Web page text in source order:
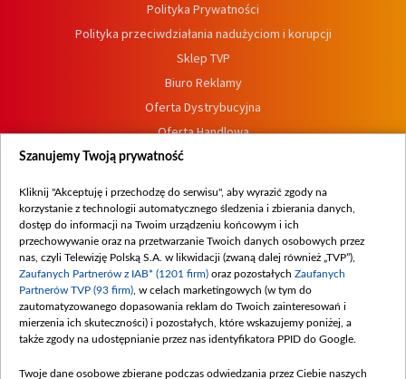
Polityka Prywatności
Polityka przeciwdziałania nadużyciom i korupcji
Sklep TVP
Biuro Reklamy
Oferta Dystrybucyjna
Oferta Handlowa
Dostępność
Procedura zgłoszeń wewnętrznych
Szanujemy Twoją prywatność
Kliknij "Akceptuję i przechodzę do serwisu", aby wyrazić zgody na
korzystanie z technologii automatycznego śledzenia i zbierania danych,
dostęp do informacji na Twoim urządzeniu końcowym i ich
przechowywanie oraz na przetwarzanie Twoich danych osobowych przez
nas, czyli Telewizję Polską S.A. w likwidacji (zwaną dalej również „TVP”),
Zaufanych Partnerów z IAB* (1201 firm) oraz pozostałych Zaufanych
Partnerów TVP (93 firm) , w celach marketingowych (w tym do
zautomatyzowanego dopasowania reklam do Twoich zainteresowań i
mierzenia ich skuteczności) i pozostałych, które wskazujemy poniżej, a
także zgody na udostępnianie przez nas identyfikatora PPID do Google.
Twoje dane osobowe zbierane podczas odwiedzania przez Ciebie naszych